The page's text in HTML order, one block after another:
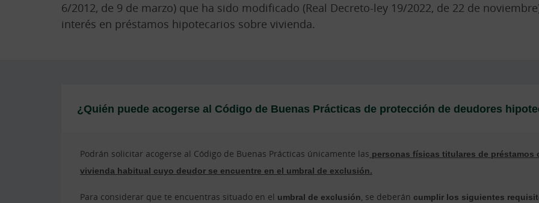
6/2012, de 9 de marzo) que ha sido modificado (Real Decreto-ley 19/2022, de 22 de
interés en préstamos hipotecarios sobre vivienda.
¿Quién puede acogerse al Código de Buenas Prácticas de protección de deudores
Podrán solicitar acogerse al Código de Buenas Prácticas únicamente las personas físicas titulares de
vivienda habitual cuyo deudor se encuentre en el umbral de exclusión.
Para considerar que te encuentras situado en el umbral de exclusión, se deberán cumplir los siguientes